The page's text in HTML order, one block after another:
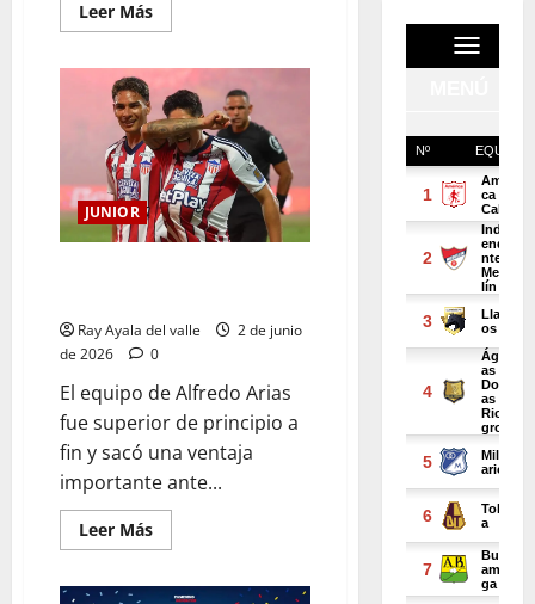
Leer Más
JUNIOR
Ray Ayala del valle
2 de junio
de 2026
0
El equipo de Alfredo Arias
fue superior de principio a
fin y sacó una ventaja
importante ante...
Leer Más